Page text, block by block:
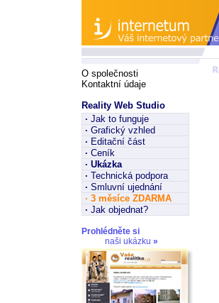
O společnosti
Kontaktní údaje
Reality Web Studio
· Jak to funguje
· Grafický vzhled
· Editační část
· Ceník
· Ukázka
· Technická podpora
· Smluvní ujednání
· 3 měsíce ZDARMA
· Jak objednat?
Prohlédněte si
naši ukázku »